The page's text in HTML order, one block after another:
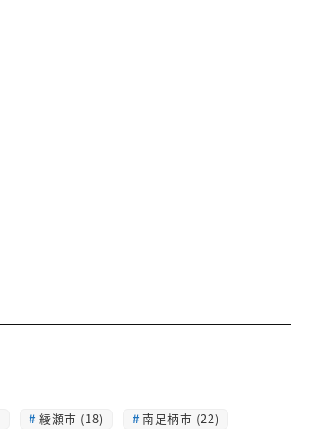
綾瀬市 (18)
南足柄市 (22)